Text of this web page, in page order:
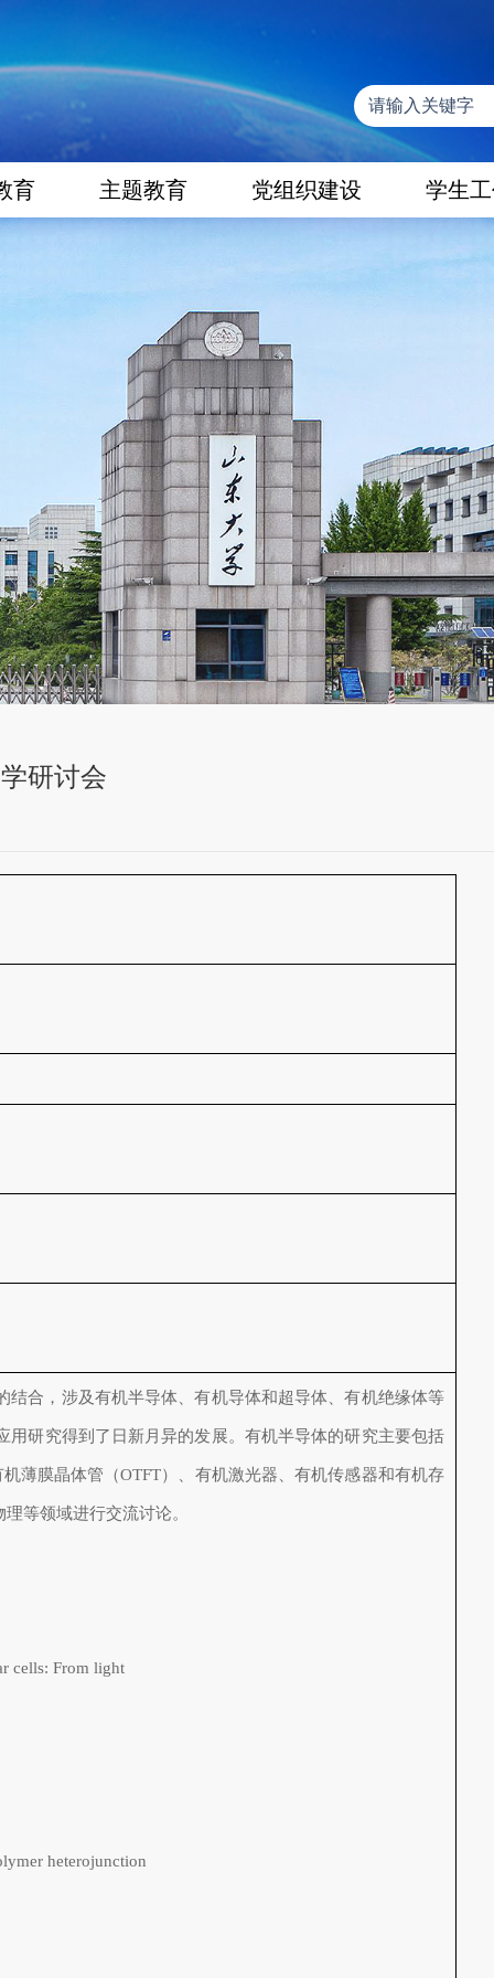
育 主题教育 党组织建设 学生
研讨会
合，涉及有机半导体、有机导体和超导体、有机绝缘体等
研究得到了日新月异的发展。有机半导体的研究主要包括
薄膜晶体管（OTFT）、有机激光器、有机传感器和有机存
等领域进行交流讨论。
cells: From light
heterojunction